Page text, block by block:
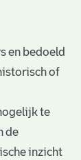
en bedoeld
of
te
de
inzicht